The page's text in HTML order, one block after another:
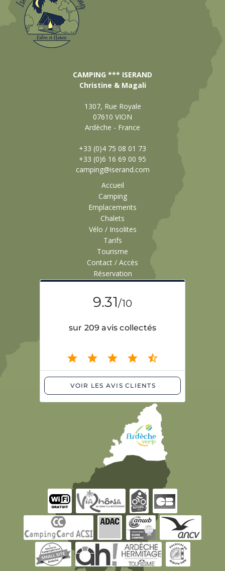
CAMPING *** ISERAND
Christine & Magali
1307, Rue Royale
07610 VION
Ardèche - France
+33 (0)4 75 08 01 73
+33 (0)6 16 69 00 95
camping@iserand.com
Accueil
Camping
Emplacements
Chalets
Vélo / Insolites
Tarifs
Tourisme
Contact / Accès
Réservation